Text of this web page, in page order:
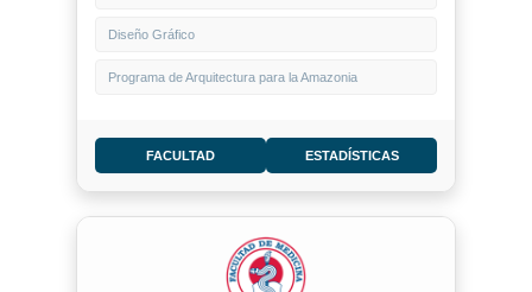
Diseño Gráfico
Programa de Arquitectura para la Amazonia
FACULTAD ESTADÍSTICAS